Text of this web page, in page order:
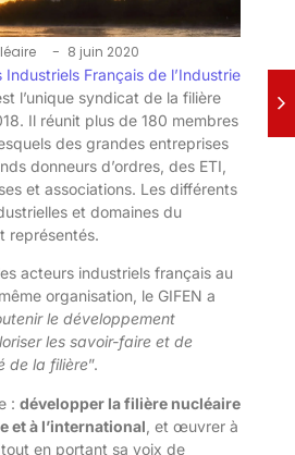
- 8 juin 2020
Industriels Français de l’Industrie
l’unique syndicat de la filière
Il réunit plus de 180 membres
des grandes entreprises
donneurs d’ordres, des ETI,
et associations. Les différents
et domaines du
représentés.
acteurs industriels français au
organisation, le GIFEN a
le développement
les savoir-faire et de
de la filière”.
: développer la filière nucléaire
et à l’international , et œuvrer à
tout en portant sa voix de